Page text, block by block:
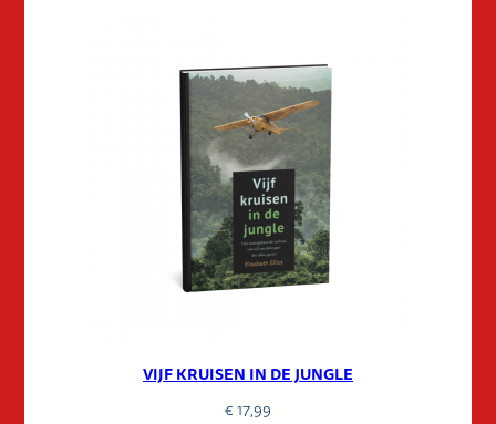
VIJF KRUISEN IN DE JUNGLE
€17,99